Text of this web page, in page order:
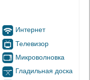
Интернет
Телевизор
Микроволновка
Гладильная доска